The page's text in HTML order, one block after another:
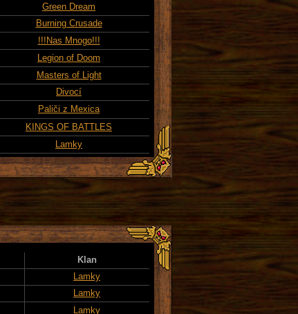
Green Dream
Burning Crusade
!!!Nas Mnogo!!!
Legion of Doom
Masters of Light
Divocí
Paliči z Mexica
KINGS OF BATTLES
Lamky
Klan
Lamky
Lamky
Lamky